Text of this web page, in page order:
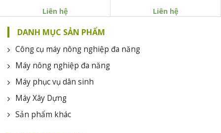
Liên hệ Liên hệ
DANH MỤC SẢN PHẨM
Công cụ máy nông nghiệp đa năng
Máy nông nghiệp đa năng
Máy phục vụ dân sinh
Máy Xây Dựng
Sản phẩm khác